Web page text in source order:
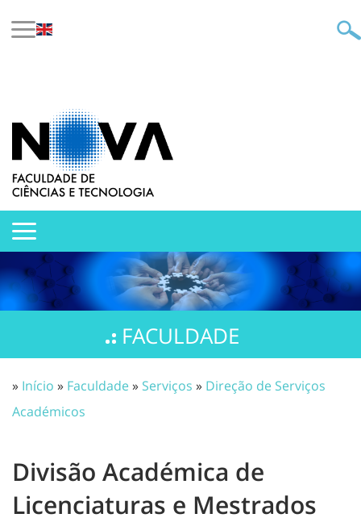
FACULDADE
» Início » Faculdade» Serviços » Direção de Serviços
Académicos
Divisão Académica de
Licenciaturas e Mestrados